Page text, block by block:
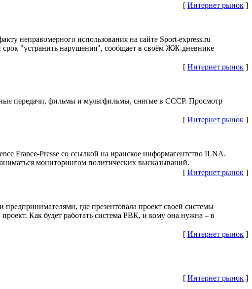
[ Интернет рынок ]
использования на сайте Sport-express.ru
срок "устранить нарушения", сообщает в своём ЖЖ-дневнике
[ Интернет рынок ]
передачи, фильмы и мультфильмы, снятые в СССР. Просмотр
[ Интернет рынок ]
France-Presse со ссылкой на иранское информагентство ILNA.
мониторингом политических высказываний.
[ Интернет рынок ]
где презентовала проект своей системы
Как будет работать система РВК, и кому она нужна – в
[ Интернет рынок ]
[ Интернет рынок ]